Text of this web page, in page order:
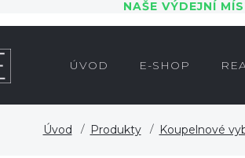
NAŠE VÝDEJNÍ
ÚVOD E-SHOP
Úvod Produkty Koupelnové